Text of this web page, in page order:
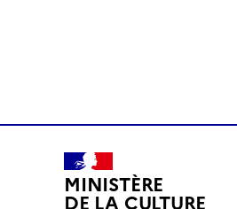
MINISTÈRE
DE LA CULTURE